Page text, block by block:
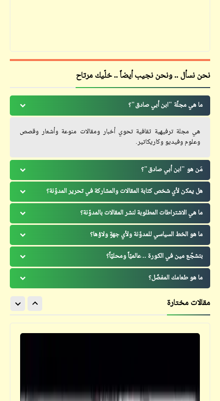
نحن نسأل .. ونحن نجيب أيضاً .. خلّيك مرتاح
ما هي مجلّة "ابن أبي صادق"؟
هي مجلة ترفيهية ثقافية تحوي أخبار ومقالات منوعة وأشعار وقصص
وعلوم وفيديو وكاريكاتير.
مَن هو "ابن أبي صادق"؟
هل يمكن لأي شخص كتابة المقالات والمشاركة في تحرير المدوّنة؟
ما هي الاشتراطات المطلوبة لنشر المقالات بالمدوّنة؟
ما هو الخط السياسي للمدوّنة ولأي جهةٍ ولاؤها؟
بتشجّع مين في الكورة .. عالميّاً ومحليّاً؟
ما هو طعامك المفضّل؟
مقالات مختارة